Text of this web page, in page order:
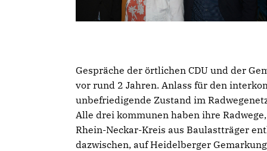
Gespräche der örtlichen CDU und der
vor rund 2 Jahren. Anlass für den
unbefriedigende Zustand im
Alle drei kommunen haben ihre
Rhein-Neckar-Kreis aus Baulastträger
dazwischen, auf Heidelberger